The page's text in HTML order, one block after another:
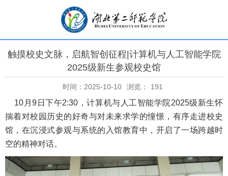
触摸校史文脉，启航智创征程|计算机与人工智能学院
2025级新生参观校史馆
时间：2025-10-10 浏览： 191
10月9日下午2:30，计算机与人工智能学院2025级新生怀
揣着对校园历史的好奇与对未来求学的憧憬，有序走进校史
馆，在沉浸式参观与系统的入馆教育中，开启了一场跨越时
空的精神对话。